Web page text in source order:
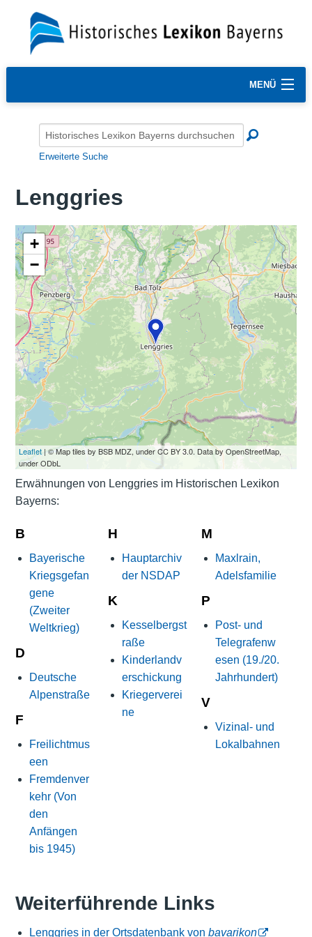
MENÜ
Erweiterte Suche
Lenggries
+
−
Leaflet| © Map tiles by BSB MDZ, under CC BY 3.0. Data by OpenStreetMap,
under ODbL
Erwähnungen von Lenggries im Historischen Lexikon
Bayerns:
B
Bayerische
Kriegsgefan
gene
(Zweiter
Weltkrieg)
D
Deutsche
Alpenstraße
F
Freilichtmus
een
Fremdenver
kehr (Von
den
Anfängen
bis 1945)
H
Hauptarchiv
der NSDAP
K
Kesselbergst
raße
Kinderlandv
erschickung
Kriegerverei
ne
M
Maxlrain,
Adelsfamilie
P
Post- und
Telegrafenw
esen (19./20.
Jahrhundert)
V
Vizinal- und
Lokalbahnen
Weiterführende Links
Lenggries in der Ortsdatenbank von bavarikon